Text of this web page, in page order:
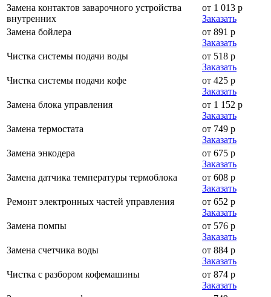
Замена контактов заварочного устройства
внутренних
от 1 013 р
Заказать
Замена бойлера
от 891 р
Заказать
Чистка системы подачи воды
от 518 р
Заказать
Чистка системы подачи кофе
от 425 р
Заказать
Замена блока управления
от 1 152 р
Заказать
Замена термостата
от 749 р
Заказать
Замена энкодера
от 675 р
Заказать
Замена датчика температуры термоблока
от 608 р
Заказать
Ремонт электронных частей управления
от 652 р
Заказать
Замена помпы
от 576 р
Заказать
Замена счетчика воды
от 884 р
Заказать
Чистка с разбором кофемашины
от 874 р
Заказать